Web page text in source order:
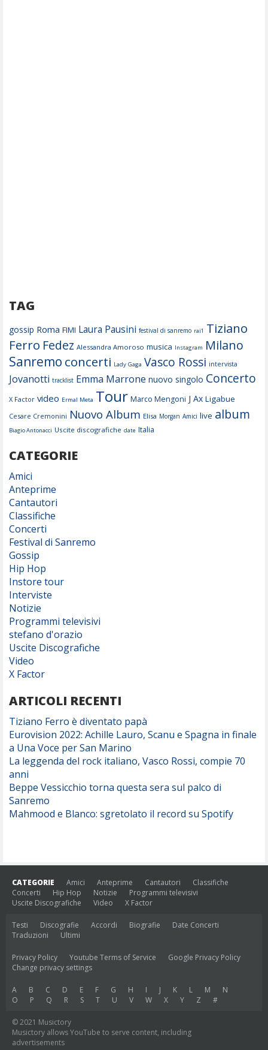
TAG
gossip Roma FIMI Laura Pausini festival di sanremo rai1 Tiziano
Ferro Fedez Alessandra Amoroso musica Instagram Milano
Sanremo concerti Lady Gaga Vasco Rossi intervista
Jovanotti tracklist Emma Marrone nuovo singolo Concerto
X Factor video Ermal Meta Tour Marco Mengoni J Ax Ligabue
Cesare Cremonini Nuovo Album Elisa Morgan Amici live album
Biagio Antonacci Uscite discografiche date Italia
CATEGORIE
Amici
Anteprime
Cantautori
Classifiche
Concerti
Festival di Sanremo
Gossip
Hip Hop
Instore tour
Interviste
Notizie
Programmi televisivi
stefano d'orazio
Uscite Discografiche
Video
X Factor
ARTICOLI RECENTI
Tiziano Ferro è diventato papà
Eurovision 2022: Achille Lauro, Scanu e Spagna in finale
a Una Voce per San Marino
La leggenda del rock italiano, Vasco Rossi, compie 70
anni
Beppe Vessicchio torna questa sera sul palco di
Sanremo
Mahmood e Blanco: sgretolato il record su Spotify
CATEGORIE Amici Anteprime Cantautori
Classifiche
Concerti
Hip Hop Notizie
Programmi televisivi
Uscite Discografiche
Video X Factor
Testi Discografie Accordi Biografie
Date Concerti
Traduzioni
Ultimi
Privacy Policy Youtube Terms of Service
Google Privacy Policy
Change privacy settings
A B C D E F G H I J K L M
N
O
P Q R S T U V W X Y Z #
© 2021 Musictory
Musictory allows YouTube to serve content, including
advertisements